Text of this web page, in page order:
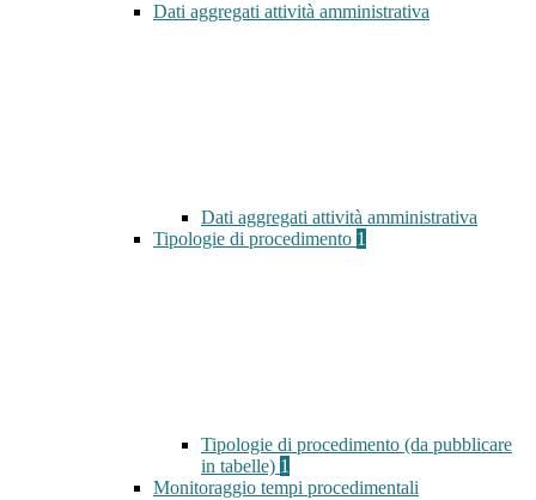
Dati aggregati attività amministrativa
Dati aggregati attività amministrativa
Tipologie di procedimento 1
Tipologie di procedimento (da pubblicare
in tabelle) 1
Monitoraggio tempi procedimentali